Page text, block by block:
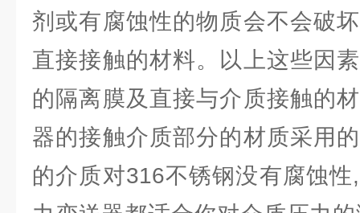
剂或有腐蚀性的物质会不会破
直接接触的材料。以上这些因
的隔离膜及直接与介质接触的
器的接触介质部分的材质采用
的介质对316不锈钢没有腐蚀